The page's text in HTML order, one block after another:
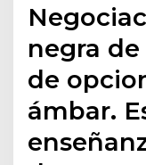
negra
de
ámbar.